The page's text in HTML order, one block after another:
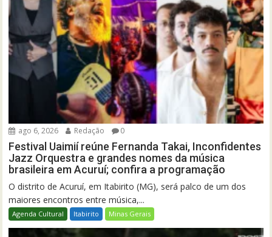
ago 6, 2026 Redação 0
Festival Uaimií reúne Fernanda Takai, Inconfidentes
Jazz Orquestra e grandes nomes da música
brasileira em Acuruí; confira a programação
O distrito de Acuruí, em Itabirito (MG), será palco de um dos
maiores encontros entre música,...
Agenda Cultural Itabirito Minas Gerais